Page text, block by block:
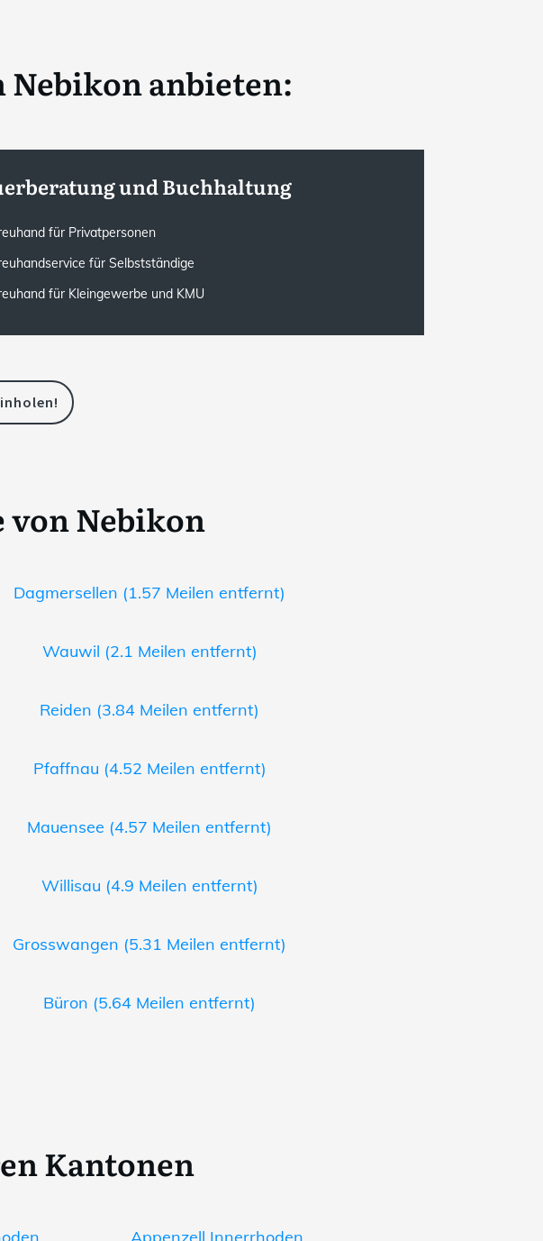
Nebikon anbieten:
und Buchhaltung
für Privatpersonen
für Selbstständige
für Kleingewerbe und KMU
von Nebikon
Dagmersellen (1.57 Meilen entfernt)
Wauwil (2.1 Meilen entfernt)
Reiden (3.84 Meilen entfernt)
Pfaffnau (4.52 Meilen entfernt)
Mauensee (4.57 Meilen entfernt)
Willisau (4.9 Meilen entfernt)
Grosswangen (5.31 Meilen entfernt)
Büron (5.64 Meilen entfernt)
Kantonen